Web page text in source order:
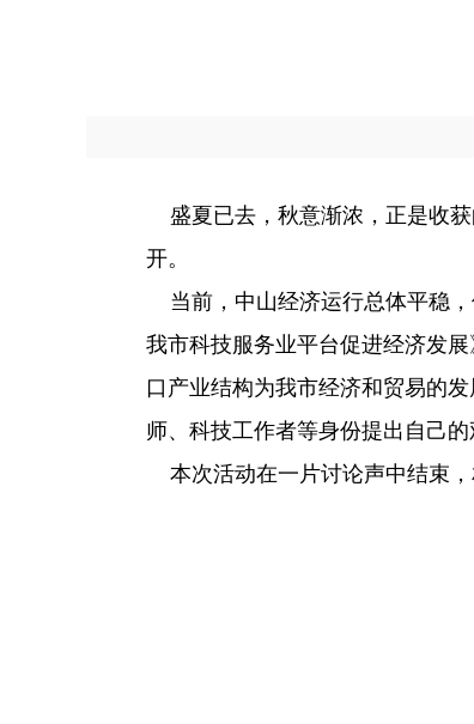
盛夏已去，秋意渐浓，正是收获
开。
当前，中山经济运行总体平稳，
我市科技服务业平台促进经济发
口产业结构为我市经济和贸易的
师、科技工作者等身份提出自己
本次活动在一片讨论声中结束，